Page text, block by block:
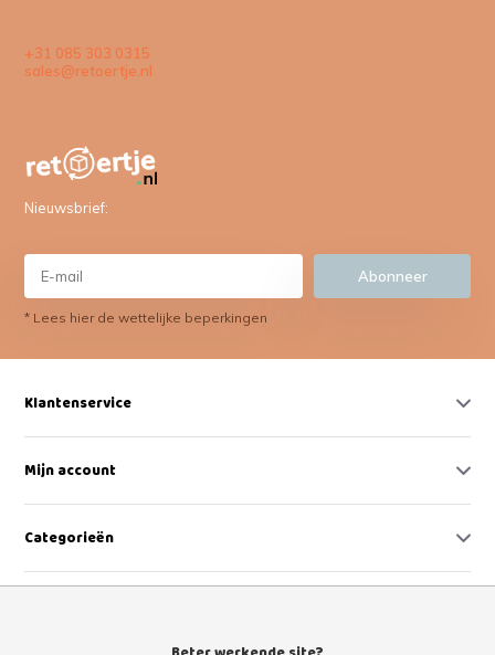
+31 085 303 0315
sales@retoertje.nl
Nieuwsbrief:
Abonneer
* Lees hier de wettelijke beperkingen
Klantenservice
Mijn account
Categorieën